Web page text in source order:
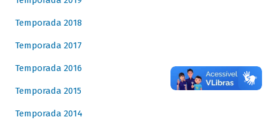
Temporada 2018
Temporada 2017
Temporada 2016
Temporada 2015
Temporada 2014